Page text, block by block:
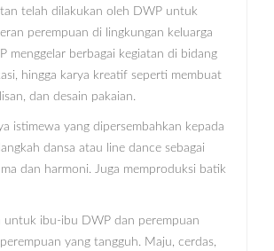
telah dilakukan oleh DWP untuk
perempuan di lingkungan keluarga
menggelar berbagai kegiatan di bidang
hingga karya kreatif seperti membuat
dan desain pakaian.
istimewa yang dipersembahkan kepada
dansa atau line dance sebagai
dan harmoni. Juga memproduksi batik
untuk ibu-ibu DWP dan perempuan
yang tangguh. Maju, cerdas,